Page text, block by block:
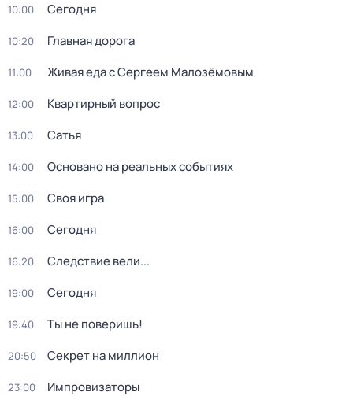
10:00 Сегодня
10:20 Главная дорога
11:00 Живая еда с Сергеем Малозёмовым
12:00 Квартирный вопрос
13:00 Сатья
14:00 Основано на реальных событиях
15:00 Своя игра
16:00 Сегодня
16:20 Следствие вели...
19:00 Сегодня
19:40 Ты не поверишь!
20:50 Секрет на миллион
23:00 Импровизаторы